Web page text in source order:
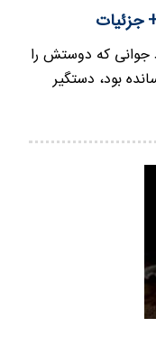
جزئیات
که دوستش را
بود، دستگیر